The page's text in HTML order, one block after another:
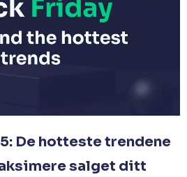
De hotteste trendene
salget ditt